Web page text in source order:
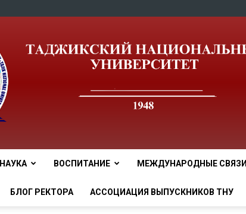
tnu
НАУКА ВОСПИТАНИЕ МЕЖДУНАРОДНЫЕ СВЯЗИ
БЛОГ РЕКТОРА АССОЦИАЦИЯ ВЫПУСКНИКОВ ТНУ